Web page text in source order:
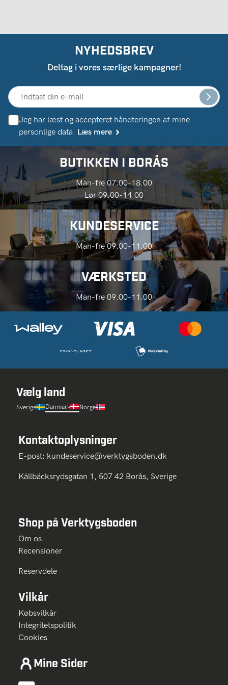
NYHEDSBREV
Deltag i vores særlige kampagner!
Jeg har læst og accepteret håndteringen af ​​mine
personlige data. Læs mere
BUTIKKEN I BORÅS
Man-fre 07.00-18.00
Lør 09.00-14.00
KUNDESERVICE
Man-fre 09.00-11.00
VÆRKSTED
Man-fre 09.00-11.00
Vælg land
Sverige Danmark Norge
Kontaktoplysninger
E-post: kundeservice@verktygsboden.dk
Källbäcksrydsgatan 1, 507 42 Borås, Sverige
Shop på Verktygsboden
Om os
Recensioner
Reservdele
Vilkår
Købsvilkår
Integritetspolitik
Cookies
Mine Sider